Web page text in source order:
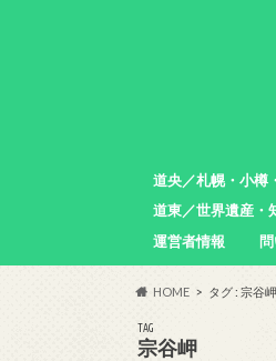
道央／札幌・小樽
札幌市
小樽市
石狩市
北広島市
恵庭市
千歳市
苫小牧市
道東／世界遺産・
羅臼町
斜里町
運営者情報
HOME タグ : 宗谷岬
TAG
宗谷岬